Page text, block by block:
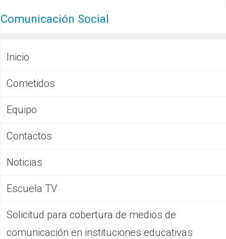
Comunicación Social
Inicio
Cometidos
Equipo
Contactos
Noticias
Escuela TV
Solicitud para cobertura de medios de
comunicación en instituciones educativas